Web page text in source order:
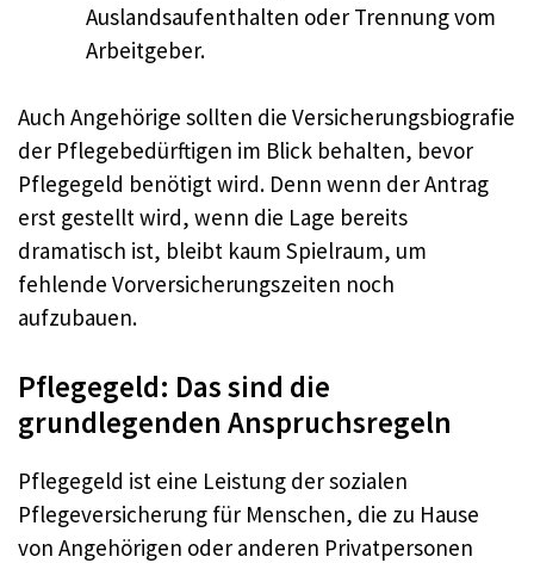
Auslandsaufenthalten oder Trennung vom
Arbeitgeber.
Auch Angehörige sollten die Versicherungsbiografie
der Pflegebedürftigen im Blick behalten, bevor
Pflegegeld benötigt wird. Denn wenn der Antrag
erst gestellt wird, wenn die Lage bereits
dramatisch ist, bleibt kaum Spielraum, um
fehlende Vorversicherungszeiten noch
aufzubauen.
Pflegegeld: Das sind die
grundlegenden Anspruchsregeln
Pflegegeld ist eine Leistung der sozialen
Pflegeversicherung für Menschen, die zu Hause
von Angehörigen oder anderen Privatpersonen